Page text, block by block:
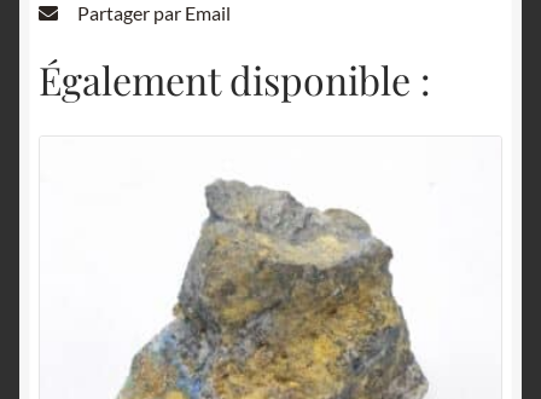
Partager par Email
Également disponible :